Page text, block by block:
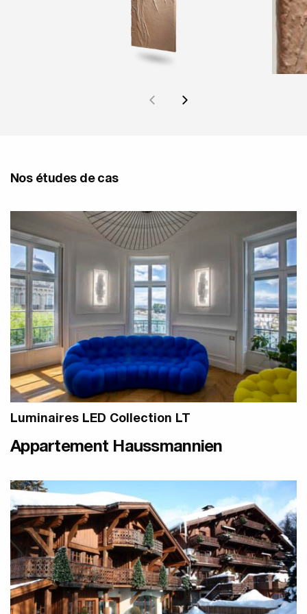
Nos études de cas
Luminaires LED Collection LT
Appartement Haussmannien